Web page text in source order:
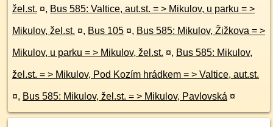
žel.st. ¤, Bus 585: Valtice, aut.st. = > Mikulov, u parku = >
Mikulov, žel.st. ¤, Bus 105 ¤, Bus 585: Mikulov, Žižkova = >
Mikulov, u parku = > Mikulov, žel.st. ¤, Bus 585: Mikulov,
žel.st. = > Mikulov, Pod Kozím hrádkem = > Valtice, aut.st.
¤, Bus 585: Mikulov, žel.st. = > Mikulov, Pavlovská ¤